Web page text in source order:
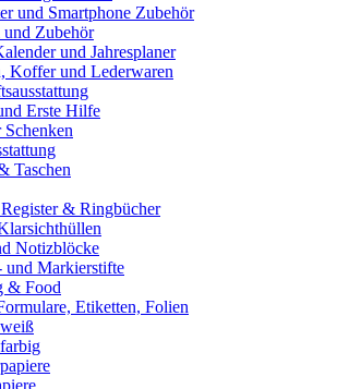
und Smartphone Zubehör
und Zubehör
und Jahresplaner
Koffer und Lederwaren
Erste Hilfe
Schenken
Taschen
& Ringbücher
Notizblöcke
und Markierstifte
& Food
Etiketten, Folien